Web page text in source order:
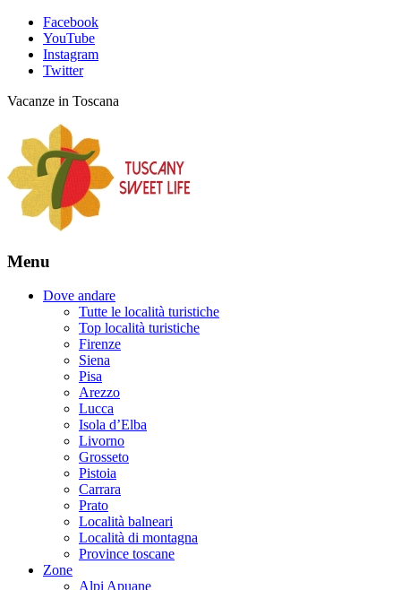
Facebook
YouTube
Instagram
Twitter
Vacanze in Toscana
Menu
Dove andare
Tutte le località turistiche
Top località turistiche
Firenze
Siena
Pisa
Arezzo
Lucca
Isola d’Elba
Livorno
Grosseto
Pistoia
Carrara
Prato
Località balneari
Località di montagna
Province toscane
Zone
Alpi Apuane